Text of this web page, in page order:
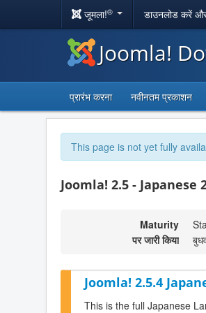
जूमला!® डाउनलोड करें
Joomla!
प्रारंभ करना नवीनतम प्रकाशन
This page is not yet fully
Joomla! 2.5 - Japanese
Maturity
पर जारी किया
Joomla! 2.5.4
This is the full Japanese